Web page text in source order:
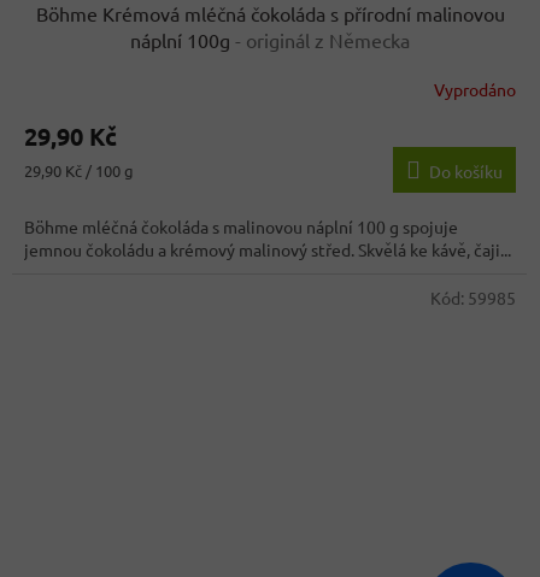
Böhme Krémová mléčná čokoláda s přírodní malinovou
náplní 100g - originál z Německa
produktu
3,4
5
hvězdiček.
Vyprodáno
29,90 Kč
Měrná
29,90 Kč / 100 g Do košíku
Böhme mléčná čokoláda s malinovou náplní 100 g spojuje
jemnou čokoládu a krémový malinový střed. Skvělá ke kávě, čaji...
Kód: 59985